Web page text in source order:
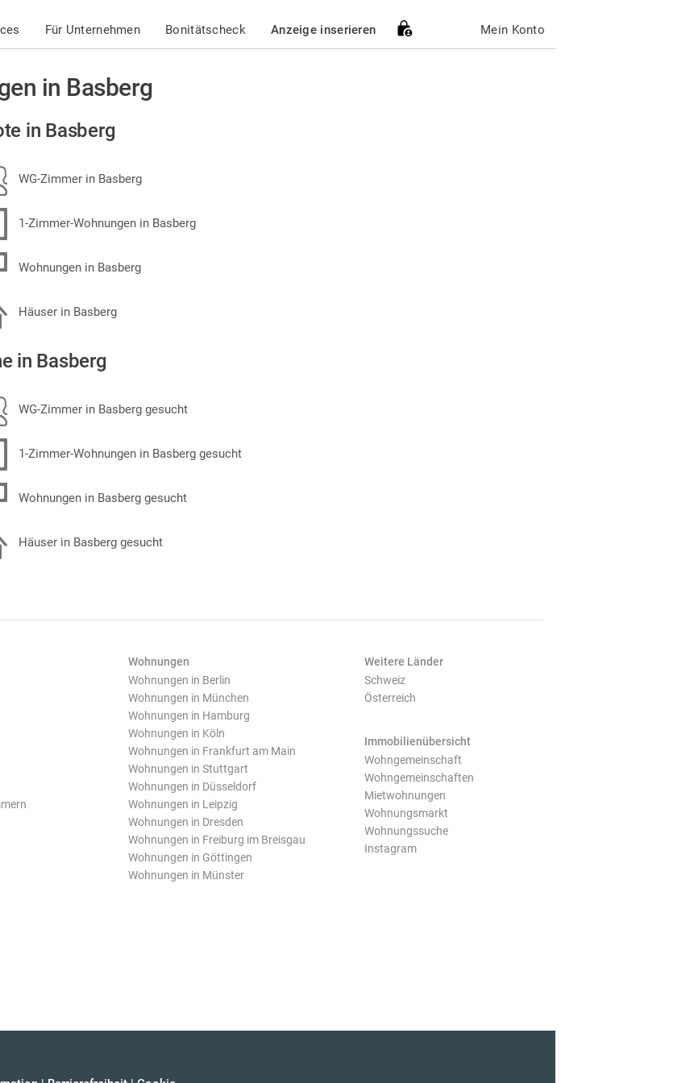
Für Unternehmen Bonitätscheck Anzeige inserieren Mein Konto
in Basberg
in Basberg
WG-Zimmer in Basberg
1-Zimmer-Wohnungen in Basberg
Wohnungen in Basberg
Häuser in Basberg
in Basberg
WG-Zimmer in Basberg gesucht
1-Zimmer-Wohnungen in Basberg gesucht
Wohnungen in Basberg gesucht
Häuser in Basberg gesucht
Wohnungen
Wohnungen in Berlin
Wohnungen in München
Wohnungen in Hamburg
Wohnungen in Köln
Wohnungen in Frankfurt am Main
Wohnungen in Stuttgart
Wohnungen in Düsseldorf
Wohnungen in Leipzig
Wohnungen in Dresden
Wohnungen in Freiburg im Breisgau
Wohnungen in Göttingen
Wohnungen in Münster
Weitere Länder
Schweiz
Österreich
Immobilienübersicht
Wohngemeinschaft
Wohngemeinschaften
Mietwohnungen
Wohnungsmarkt
Wohnungssuche
Instagram